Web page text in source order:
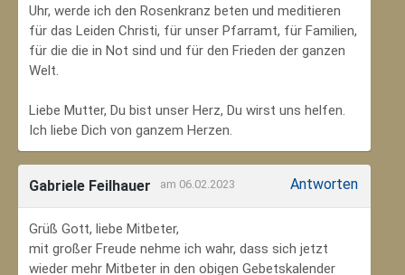
Uhr, werde ich den Rosenkranz beten und meditieren
für das Leiden Christi, für unser Pfarramt, für Familien,
für die die in Not sind und für den Frieden der ganzen
Welt.
Liebe Mutter, Du bist unser Herz, Du wirst uns helfen.
Ich liebe Dich von ganzem Herzen.
Gabriele Feilhauer am 06.02.2023 Antworten
Grüß Gott, liebe Mitbeter,
mit großer Freude nehme ich wahr, dass sich jetzt
wieder mehr Mitbeter in den obigen Gebetskalender